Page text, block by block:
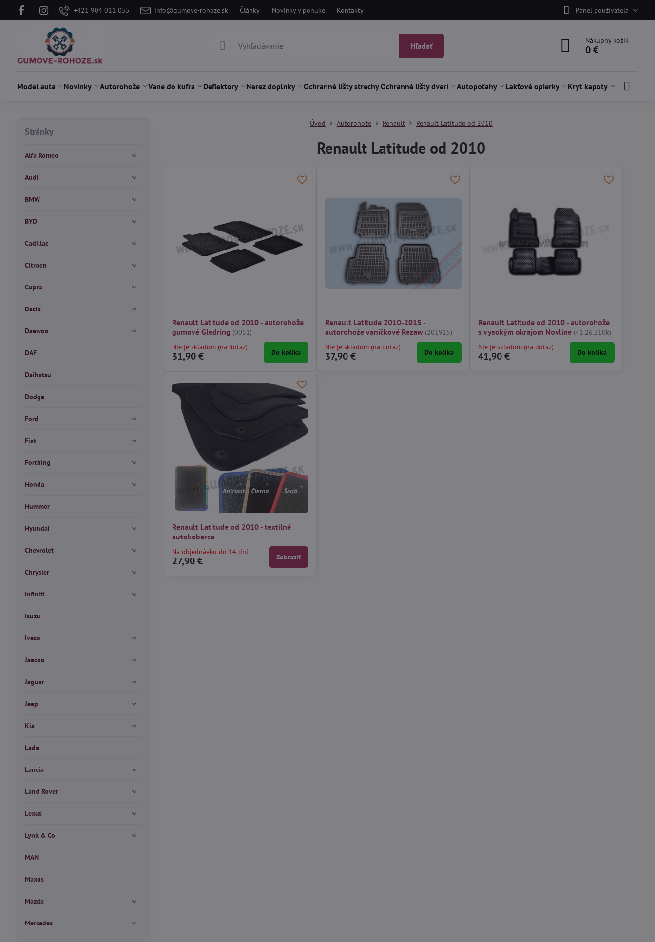
+421 904 011 055 info@gumove-rohoze.sk Články Novinky v ponuke Kontakty Panel používateľa
Hľadať
Nákupný košík
0 €
Model auta Novinky Autorohože Vane do kufra Deflektory Nerez doplnky Ochranné lišty strechyOchranné lišty dverí Autopoťahy Lakťové opierky Kryt kapoty
Úvod Autorohože Renault Renault Latitude od 2010
Renault Latitude od 2010
Renault Latitude od 2010 - autorohože
gumové Gledring (0051)
Nie je skladom (na dotaz)
31,90 € Do košíka
Renault Latitude 2010-2015 -
autorohože vaničkové Rezaw (201915)
Nie je skladom (na dotaz)
37,90 € Do košíka
Renault Latitude od 2010 - autorohože
s vysokým okrajom Novline (41.26.210k)
Nie je skladom (na dotaz)
41,90 € Do košíka
Renault Latitude od 2010 - textilné
autokoberce
Na objednávku do 14 dní
27,90 € Zobraziť
Stránky
Alfa Romeo
Audi
BMW
BYD
Cadillac
Citroen
Cupra
Dacia
Daewoo
DAF
Daihatsu
Dodge
Ford
Fiat
Forthing
Honda
Hummer
Hyundai
Chevrolet
Chrysler
Infiniti
Isuzu
Iveco
Jaecoo
Jaguar
Jeep
Kia
Lada
Lancia
Land Rover
Lexus
Lynk & Co
MAN
Maxus
Mazda
Mercedes